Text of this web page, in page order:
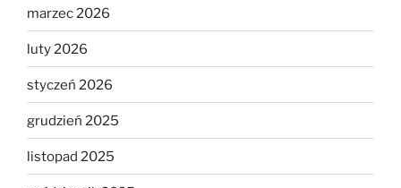
marzec 2026
luty 2026
styczeń 2026
grudzień 2025
listopad 2025